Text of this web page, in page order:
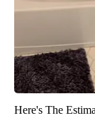
Here's The